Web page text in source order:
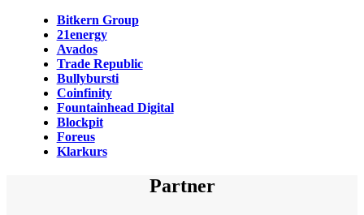
Bitkern Group
21energy
Avados
Trade Republic
Bullybursti
Coinfinity
Fountainhead Digital
Blockpit
Foreus
Klarkurs
Partner